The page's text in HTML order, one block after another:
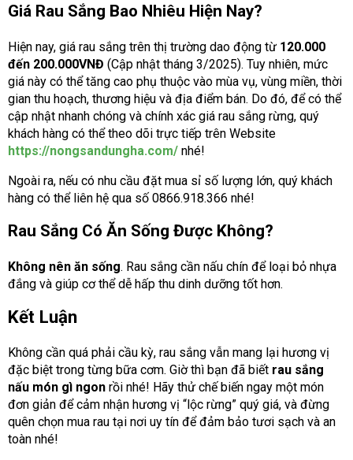
Giá Rau Sắng Bao Nhiêu Hiện Nay?
Hiện nay, giá rau sắng trên thị trường dao động từ 120.000
đến 200.000VNĐ (Cập nhật tháng 3/2025). Tuy nhiên, mức
giá này có thể tăng cao phụ thuộc vào mùa vụ, vùng miền, thời
gian thu hoạch, thương hiệu và địa điểm bán. Do đó, để có thể
cập nhật nhanh chóng và chính xác giá rau sắng rừng, quý
khách hàng có thể theo dõi trực tiếp trên Website
https://nongsandungha.com/ nhé!
Ngoài ra, nếu có nhu cầu đặt mua sỉ số lượng lớn, quý khách
hàng có thể liên hệ qua số 0866.918.366 nhé!
Rau Sắng Có Ăn Sống Được Không?
Không nên ăn sống. Rau sắng cần nấu chín để loại bỏ nhựa
đắng và giúp cơ thể dễ hấp thu dinh dưỡng tốt hơn.
Kết Luận
Không cần quá phải cầu kỳ, rau sắng vẫn mang lại hương vị
đặc biệt trong từng bữa cơm. Giờ thì bạn đã biết rau sắng
nấu món gì ngon rồi nhé! Hãy thử chế biến ngay một món
đơn giản để cảm nhận hương vị “lộc rừng” quý giá, và đừng
quên chọn mua rau tại nơi uy tín để đảm bảo tươi sạch và an
toàn nhé!